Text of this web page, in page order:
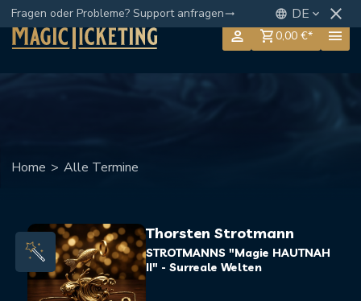
Fragen oder Probleme? Support anfragen trending_flat language DE keyboard_arrow_down close
person shopping_cart 0,00 €* menu
Home > Alle Termine
Thorsten Strotmann
STROTMANNS "Magie HAUTNAH
II" - Surreale Welten